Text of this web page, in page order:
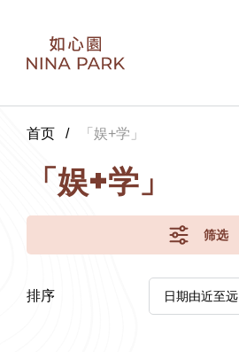
首页 / 「娱+学」
「娱+学」
筛选
排序 日期由近至远